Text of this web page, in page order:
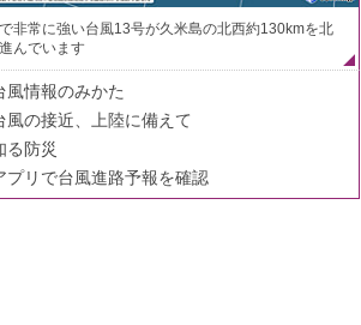
非常に強い台風13号が久米島の北西約130kmを北
んでいます
風情報のみかた
風の接近、上陸に備えて
る防災
プリで台風進路予報を確認